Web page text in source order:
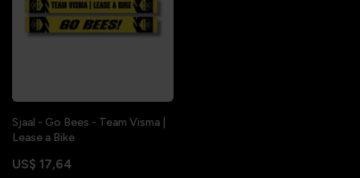
Sjaal - Go Bees - Team Visma |
Lease a Bike
US$ 17,64